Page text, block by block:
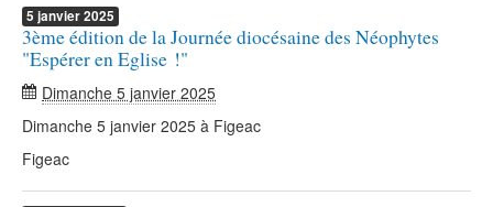
5 janvier2025
3ème édition de la Journée diocésaine des Néophytes
"Espérer en Eglise !"
Dimanche 5 janvier 2025
Dimanche 5 janvier 2025 à Figeac
Figeac